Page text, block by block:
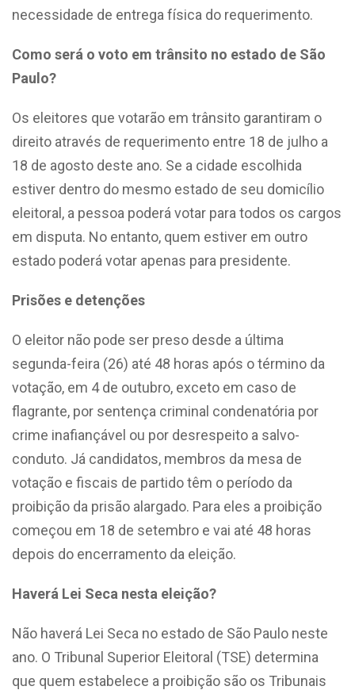
necessidade de entrega física do requerimento.
Como será o voto em trânsito no estado de São
Paulo?
Os eleitores que votarão em trânsito garantiram o
direito através de requerimento entre 18 de julho a
18 de agosto deste ano. Se a cidade escolhida
estiver dentro do mesmo estado de seu domicílio
eleitoral, a pessoa poderá votar para todos os cargos
em disputa. No entanto, quem estiver em outro
estado poderá votar apenas para presidente.
Prisões e detenções
O eleitor não pode ser preso desde a última
segunda-feira (26) até 48 horas após o término da
votação, em 4 de outubro, exceto em caso de
flagrante, por sentença criminal condenatória por
crime inafiançável ou por desrespeito a salvo-
conduto. Já candidatos, membros da mesa de
votação e fiscais de partido têm o período da
proibição da prisão alargado. Para eles a proibição
começou em 18 de setembro e vai até 48 horas
depois do encerramento da eleição.
Haverá Lei Seca nesta eleição?
Não haverá Lei Seca no estado de São Paulo neste
ano. O Tribunal Superior Eleitoral (TSE) determina
que quem estabelece a proibição são os Tribunais